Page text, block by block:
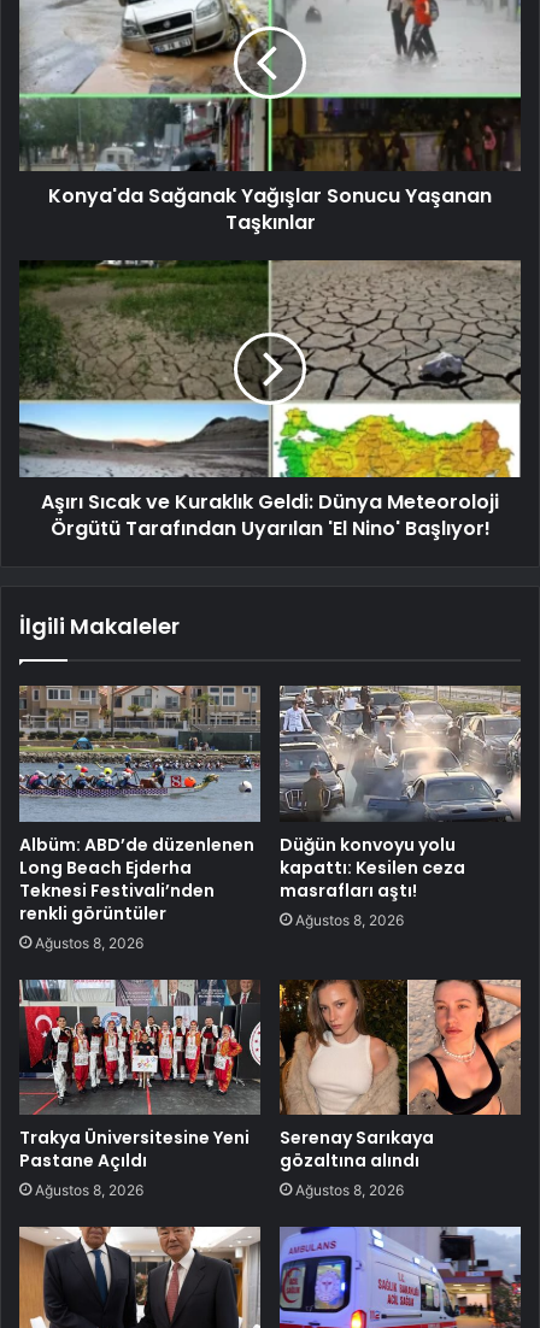
Konya'da Sağanak Yağışlar Sonucu Yaşanan
Taşkınlar
Aşırı Sıcak ve Kuraklık Geldi: Dünya Meteoroloji
Örgütü Tarafından Uyarılan 'El Nino' ​​Başlıyor!
İlgili Makaleler
Albüm: ABD’de düzenlenen
Long Beach Ejderha
Teknesi Festivali’nden
renkli görüntüler
Ağustos 8, 2026
Düğün konvoyu yolu
kapattı: Kesilen ceza
masrafları aştı!
Ağustos 8, 2026
Trakya Üniversitesine Yeni
Pastane Açıldı
Ağustos 8, 2026
Serenay Sarıkaya
gözaltına alındı
Ağustos 8, 2026